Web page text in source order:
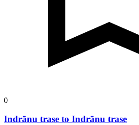
0
Indrānu trase to Indrānu trase